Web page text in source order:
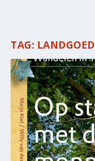
TAG: LANDGOED